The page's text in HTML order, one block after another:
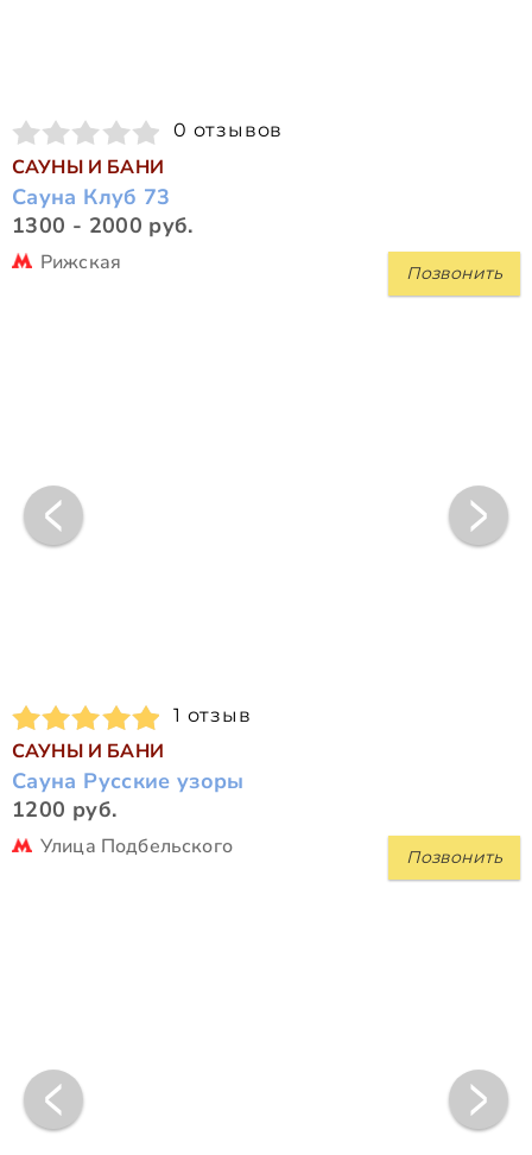
0 отзывов
САУНЫ И БАНИ
Сауна Клуб 73
1300 - 2000 руб.
Позвонить
Рижская
1 отзыв
САУНЫ И БАНИ
Сауна Русские узоры
1200 руб.
Позвонить
Улица Подбельского